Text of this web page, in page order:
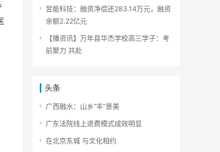
昱能科技：融资净偿还283.14万元，融资
余额2.22亿元
【播资讯】万年县华杰学校高三学子：考
前聚力 共赴
头条
广西融水：山乡“丰”景美
广东法院线上退费模式成效明显
在北京东城 与文化相约